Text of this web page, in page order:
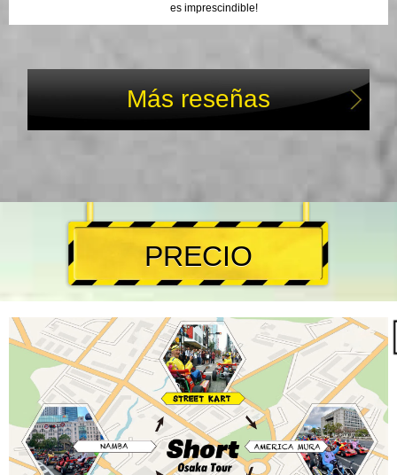
es imprescindible!
Más reseñas
PRECIO